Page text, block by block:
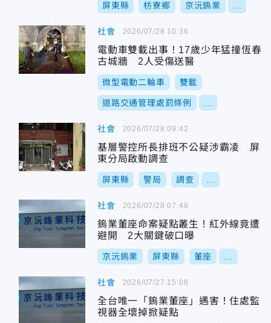
屏東縣 枋寮鄉 京沅鎢業
社會
電動車雙載出事！17歲少年猛撞恆春
古城牆 2人受傷送醫
微型電動二輪車 雙載
道路交通管理處罰條例
2026/07/28 10:36
社會
基層警控所長排班不公疑涉霸凌 屏
東分局啟動調查
屏東縣 警局 調查
2026/07/28 09:42
社會
鎢業董座命案疑點叢生！紅外線竟遭
避開 2大關鍵破口曝
京沅鎢業 屏東縣 董座
2026/07/28 07:48
社會
全台唯一「鎢業董座」遇害！住處監
視器全壞掉掀疑點
2026/07/27 15:08